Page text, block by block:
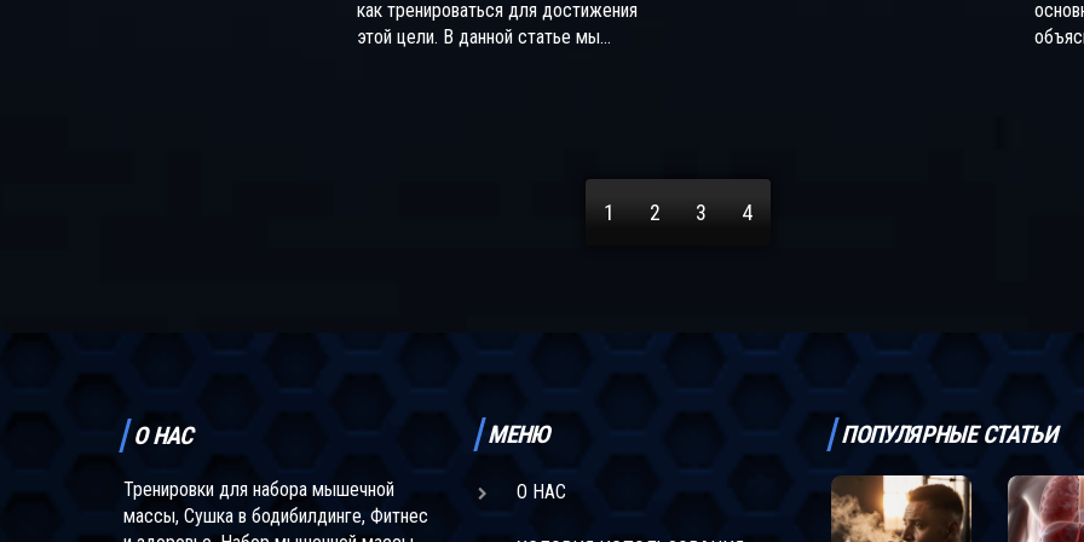
как тренироваться для достижения
этой цели. В данной статье мы
стратегии, которые помогут вам
росли.
1 2 3 4
О НАС
Тренировки для набора мышечной
массы, Сушка в бодибилдинге, Фитнес
МЕНЮ
О НАС
ПОПУЛЯРНЫЕ СТАТЬИ